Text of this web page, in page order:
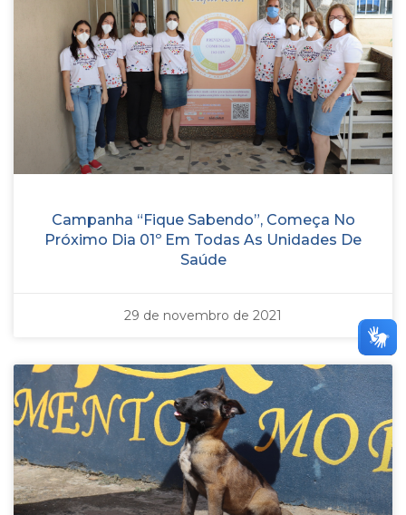
Campanha “Fique Sabendo”, Começa No
Próximo Dia 01º Em Todas As Unidades De
Saúde
29 de novembro de 2021